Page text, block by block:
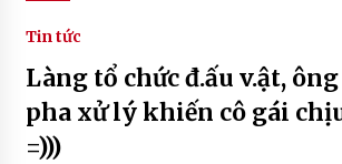
Tin tức
Làng tổ chức đ.ấu v.ật, ông
pha xử lý khiến cô gái
=)))